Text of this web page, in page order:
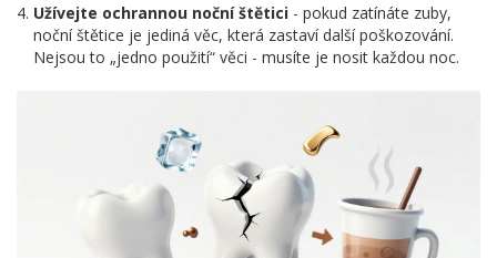
Užívejte ochrannou noční štětici - pokud zatínáte zuby,
noční štětice je jediná věc, která zastaví další poškozování.
Nejsou to „jedno použití“ věci - musíte je nosit každou noc.